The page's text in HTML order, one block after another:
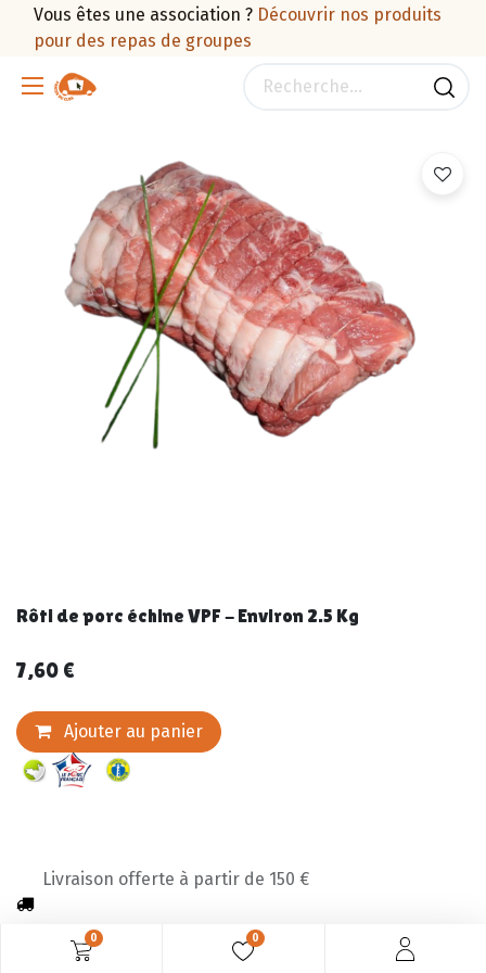
0 0
Vous êtes une association ? Découvrir nos produits
pour des repas de groupes
Rôti de porc échine VPF - Environ 2.5 Kg
7,60 €
Ajouter au panier
Livraison offerte à partir de 150 €